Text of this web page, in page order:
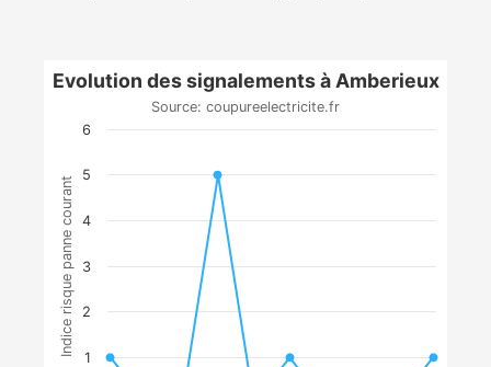
Indice risque panne courant
Evolution des signalements à Amberieux
Source: coupureelectricite.fr
1
2
3
4
5
6